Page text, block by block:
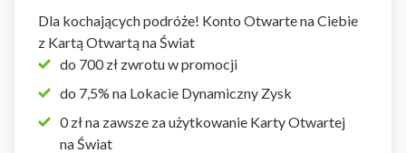
Dla kochających podróże! Konto Otwarte na Ciebie
z Kartą Otwartą na Świat
do 700 zł zwrotu w promocji
do 7,5% na Lokacie Dynamiczny Zysk
0 zł na zawsze za użytkowanie Karty Otwartej
na Świat